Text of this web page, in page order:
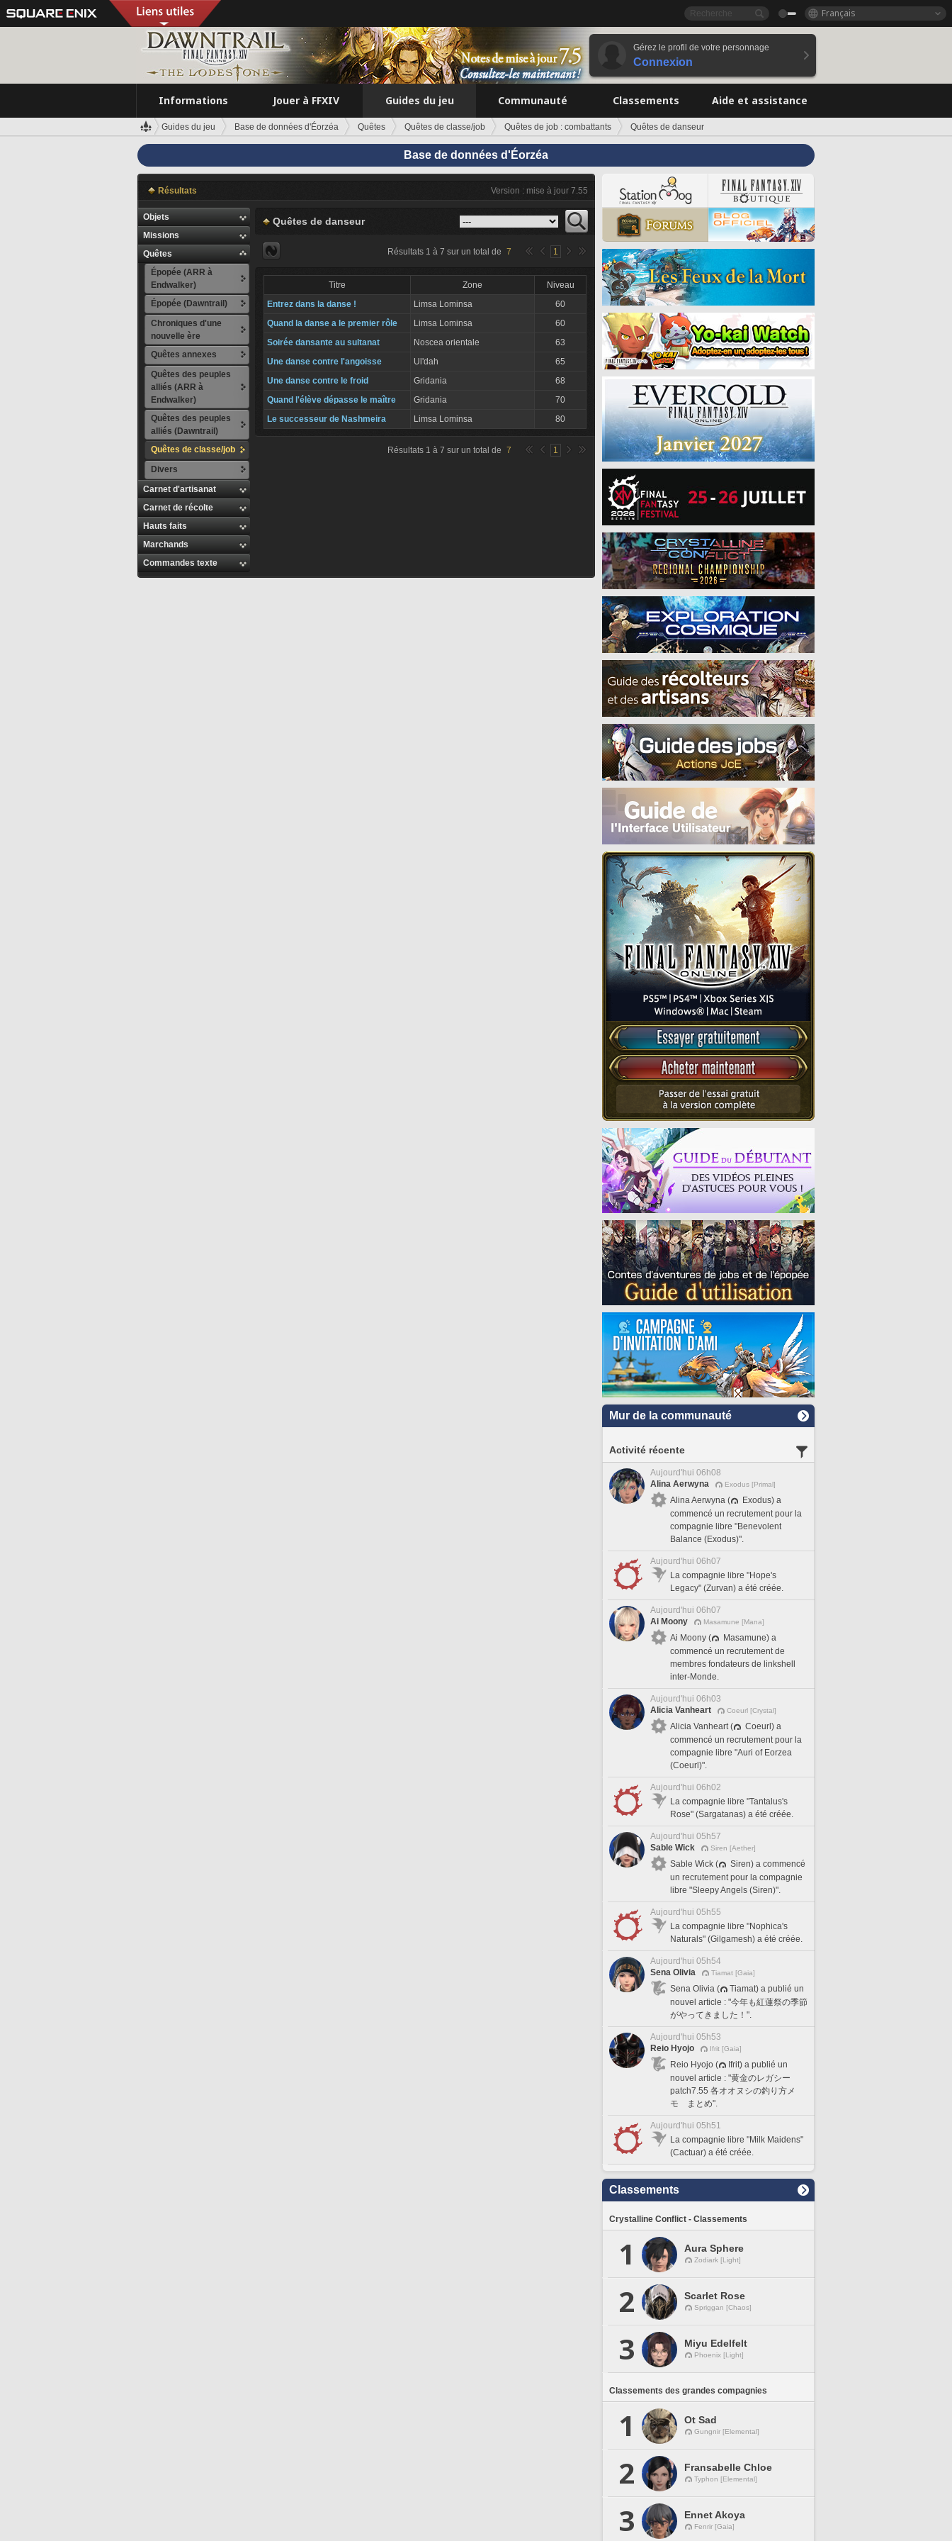
Français
Gérez le profil de votre personnage
Connexion
Informations Jouer à FFXIV Guides du jeu Communauté Classements Aide et assistance
Guides du jeu Base de données d'Éorzéa Quêtes Quêtes de classe/job Quêtes de job : combattants Quêtes de danseur
Base de données d'Éorzéa
Résultats Version : mise à jour 7.55
Objets
Missions
Quêtes
Épopée (ARR à
Endwalker)
Épopée (Dawntrail)
Chroniques d'une
nouvelle ère
Quêtes annexes
Quêtes des peuples
alliés (ARR à
Endwalker)
Quêtes des peuples
alliés (Dawntrail)
Quêtes de classe/job
Divers
Carnet d'artisanat
Carnet de récolte
Hauts faits
Marchands
Commandes texte
Quêtes de danseur
Résultats 1 à 7 sur un total de 7 1
Titre Zone
Niveau
Entrez dans la danse !
Limsa Lominsa
60
Quand la danse a le premier rôle
Limsa Lominsa
60
Soirée dansante au sultanat
Noscea orientale
63
Une danse contre l'angoisse
Ul'dah
65
Une danse contre le froid
Gridania
68
Quand l'élève dépasse le maître
Gridania
70
Le successeur de Nashmeira
Limsa Lominsa 80
Résultats 1 à 7 sur un total de 7 1
Mur de la communauté
Activité récente
Aujourd'hui 06h08
Alina Aerwyna
Exodus [Primal]
Alina Aerwyna (
Exodus) a
commencé un recrutement pour la
compagnie libre "Benevolent
Balance (Exodus)".
Aujourd'hui 06h07
La compagnie libre "Hope's
Legacy" (Zurvan) a été créée.
Aujourd'hui 06h07
Ai Moony
Masamune [Mana]
Ai Moony (
Masamune) a
commencé un recrutement de
membres fondateurs de linkshell
inter-Monde.
Aujourd'hui 06h03
Alicia Vanheart
Coeurl [Crystal]
Alicia Vanheart (
Coeurl) a
commencé un recrutement pour la
compagnie libre "Auri of Eorzea
(Coeurl)".
Aujourd'hui 06h02
La compagnie libre "Tantalus's
Rose" (Sargatanas) a été créée.
Aujourd'hui 05h57
Sable Wick
Siren [Aether]
Sable Wick (
Siren) a commencé
un recrutement pour la compagnie
libre "Sleepy Angels (Siren)".
Aujourd'hui 05h55
La compagnie libre "Nophica's
Naturals" (Gilgamesh) a été créée.
Aujourd'hui 05h54
Sena Olivia
Tiamat [Gaia]
Sena Olivia (
Tiamat) a publié un
nouvel article : "今年も紅蓮祭の季節
がやってきました！".
Aujourd'hui 05h53
Reio Hyojo
Ifrit [Gaia]
Reio Hyojo (
Ifrit) a publié un
nouvel article : "黄金のレガシー
patch7.55 各オオヌシの釣り方メ
モ まとめ".
Aujourd'hui 05h51
La compagnie libre "Milk Maidens"
(Cactuar) a été créée.
Classements
Crystalline Conflict - Classements
1 Aura Sphere
Zodiark [Light]
2 Scarlet Rose
Spriggan [Chaos]
3 Miyu Edelfelt
Phoenix [Light]
Classements des grandes compagnies
1 Ot Sad
Gungnir [Elemental]
2 Fransabelle Chloe
Typhon [Elemental]
3 Ennet Akoya
Fenrir [Gaia]